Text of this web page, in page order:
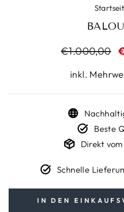
Normaler
€1.000,00
inkl.
Beste
Direkt
Schnelle
IN DEN